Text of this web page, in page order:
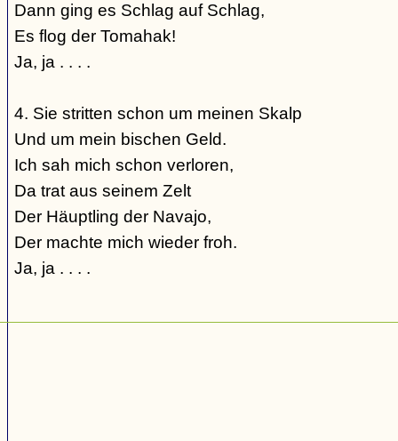
Dann ging es Schlag auf Schlag,
Es flog der Tomahak!
Ja, ja . . . .
4. Sie stritten schon um meinen Skalp
Und um mein bischen Geld.
Ich sah mich schon verloren,
Da trat aus seinem Zelt
Der Häuptling der Navajo,
Der machte mich wieder froh.
Ja, ja . . . .